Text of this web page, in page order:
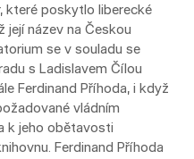
které poskytlo liberecké
její název na Českou
se v souladu se
s Ladislavem Čílou
Ferdinand Příhoda, i když
vládním
k jeho obětavosti
Ferdinand Příhoda